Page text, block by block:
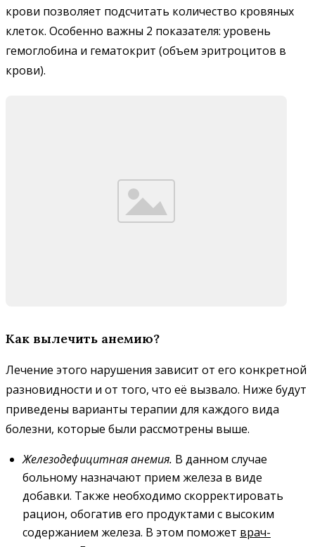
крови позволяет подсчитать количество кровяных
клеток. Особенно важны 2 показателя: уровень
гемоглобина и гематокрит (объем эритроцитов в
крови).
Как вылечить анемию?
Лечение этого нарушения зависит от его конкретной
разновидности и от того, что её вызвало. Ниже будут
приведены варианты терапии для каждого вида
болезни, которые были рассмотрены выше.
Железодефицитная анемия. В данном случае
больному назначают прием железа в виде
добавки. Также необходимо скорректировать
рацион, обогатив его продуктами с высоким
содержанием железа. В этом поможет врач-